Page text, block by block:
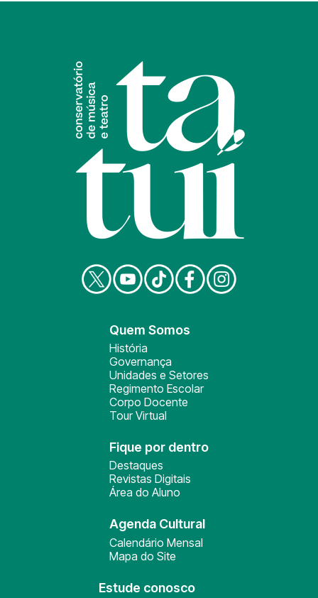
Quem Somos
História
Governança
Unidades e Setores
Regimento Escolar
Corpo Docente
Tour Virtual
Fique por dentro
Destaques
Revistas Digitais
Área do Aluno
Agenda Cultural
Calendário Mensal
Mapa do Site
Estude conosco